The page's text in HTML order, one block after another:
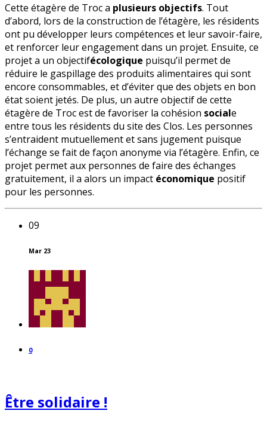
Cette étagère de Troc a plusieurs objectifs. Tout
d’abord, lors de la construction de l’étagère, les résidents
ont pu développer leurs compétences et leur savoir-faire,
et renforcer leur engagement dans un projet. Ensuite, ce
projet a un objectifécologique puisqu’il permet de
réduire le gaspillage des produits alimentaires qui sont
encore consommables, et d’éviter que des objets en bon
état soient jetés. De plus, un autre objectif de cette
étagère de Troc est de favoriser la cohésion sociale
entre tous les résidents du site des Clos. Les personnes
s’entraident mutuellement et sans jugement puisque
l’échange se fait de façon anonyme via l’étagère. Enfin, ce
projet permet aux personnes de faire des échanges
gratuitement, il a alors un impact économique positif
pour les personnes.
09
Mar 23
0
Être solidaire !